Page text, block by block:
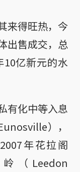
来得旺热，今
出售成交，总
亿新元的水
有化中等入息
），
年花拉阁
（Leedon